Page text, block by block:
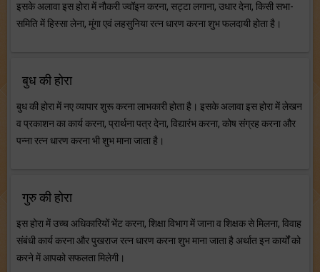
इसके अलावा इस होरा में नौकरी ज्वॉइन करना, सट्टा लगाना, उधार देना, किसी सभा-
समिति में हिस्सा लेना, मूंगा एवं लहसुनिया रत्न धारण करना शुभ फलदायी होता है।
बुध की होरा
बुध की होरा में नए व्यापार शुरू करना लाभकारी होता है। इसके अलावा इस होरा में लेखन
व प्रकाशन का कार्य करना, प्रार्थना पत्र देना, विद्यारंभ करना, कोष संग्रह करना और
पन्ना रत्न धारण करना भी शुभ माना जाता है।
गुरु की होरा
इस होरा में उच्च अधिकारियों भेंट करना, शिक्षा विभाग में जाना व शिक्षक से मिलना, विवाह
संबंधी कार्य करना और पुखराज रत्न धारण करना शुभ माना जाता है अर्थात इन कार्यों को
करने में आपको सफलता मिलेगी।